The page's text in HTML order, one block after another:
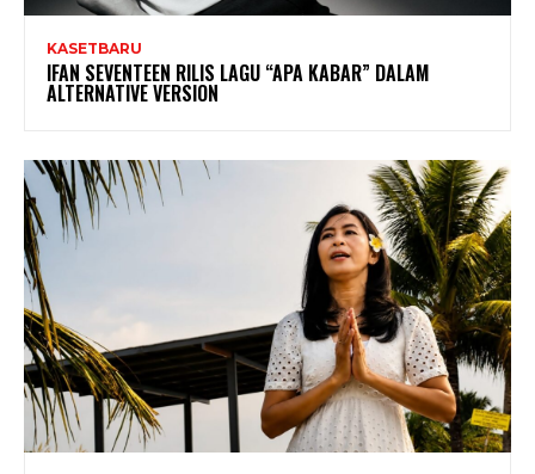
KASETBARU
IFAN SEVENTEEN RILIS LAGU “APA KABAR” DALAM
ALTERNATIVE VERSION